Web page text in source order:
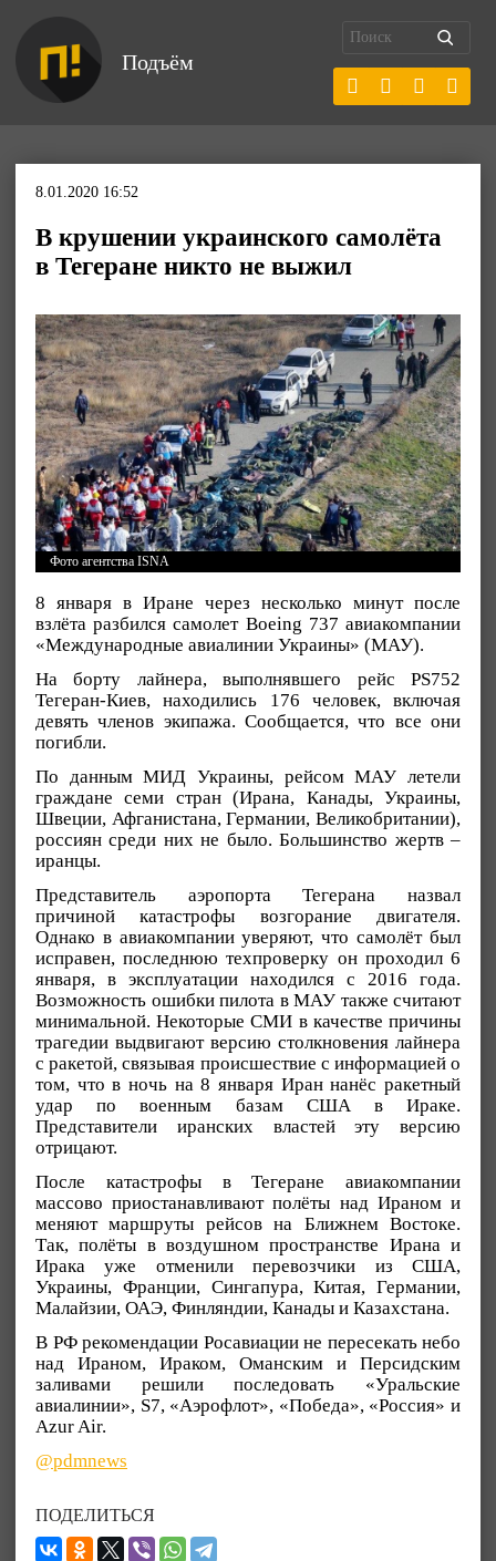
Подъём
8.01.2020 16:52
В крушении украинского самолёта
в Тегеране никто не выжил
Фото агентства ISNA
8 января в Иране через несколько минут после
взлёта разбился самолет Boeing 737 авиакомпании
«Международные авиалинии Украины» (МАУ).
На борту лайнера, выполнявшего рейс PS752
Тегеран-Киев, находились 176 человек, включая
девять членов экипажа. Сообщается, что все они
погибли.
По данным МИД Украины, рейсом МАУ летели
граждане семи стран (Ирана, Канады, Украины,
Швеции, Афганистана, Германии, Великобритании),
россиян среди них не было. Большинство жертв –
иранцы.
Представитель аэропорта Тегерана назвал
причиной катастрофы возгорание двигателя.
Однако в авиакомпании уверяют, что самолёт был
исправен, последнюю техпроверку он проходил 6
января, в эксплуатации находился с 2016 года.
Возможность ошибки пилота в МАУ также считают
минимальной. Некоторые СМИ в качестве причины
трагедии выдвигают версию столкновения лайнера
с ракетой, связывая происшествие с информацией о
том, что в ночь на 8 января Иран нанёс ракетный
удар по военным базам США в Ираке.
Представители иранских властей эту версию
отрицают.
После катастрофы в Тегеране авиакомпании
массово приостанавливают полёты над Ираном и
меняют маршруты рейсов на Ближнем Востоке.
Так, полёты в воздушном пространстве Ирана и
Ирака уже отменили перевозчики из США,
Украины, Франции, Сингапура, Китая, Германии,
Малайзии, ОАЭ, Финляндии, Канады и Казахстана.
В РФ рекомендации Росавиации не пересекать небо
над Ираном, Ираком, Оманским и Персидским
заливами решили последовать «Уральские
авиалинии», S7, «Аэрофлот», «Победа», «Россия» и
Azur Air.
@pdmnews
ПОДЕЛИТЬСЯ